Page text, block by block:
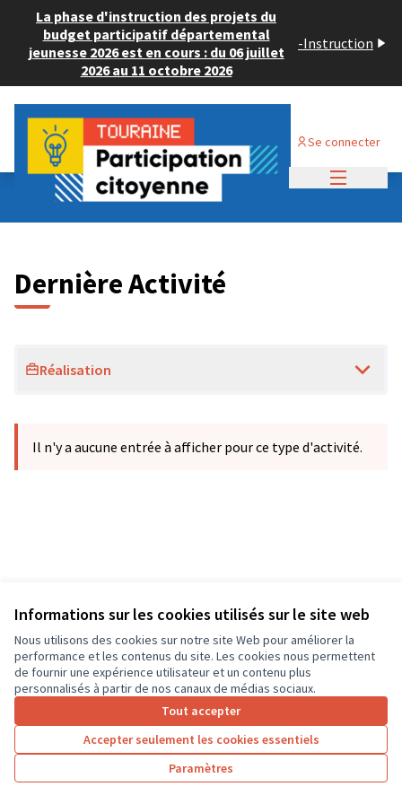
Informations sur les cookies utilisés sur le site web
Nous utilisons des cookies sur notre site Web pour améliorer la
performance et les contenus du site. Les cookies nous permettent
de fournir une expérience utilisateur et un contenu plus
personnalisés à partir de nos canaux de médias sociaux.
Tout accepter
Accepter seulement les cookies essentiels
Paramètres
La phase d'instruction des projets du
budget participatif départemental
jeunesse 2026 est en cours : du 06 juillet
2026 au 11 octobre 2026
-Instruction
Se connecter
Dernières activités
Dernière Activité
Réalisation
Il n'y a aucune entrée à afficher pour ce type d'activité.
Conditions d'utilisation
Paramètres des cookies
CD37 sur X
(Lien externe)
CD37 sur Facebook
CD37 sur Instagram
CD37 sur YouTube
(Lien externe)
Site réalisé grâce aulogiciel libre Decidim .
Licence
(Lien